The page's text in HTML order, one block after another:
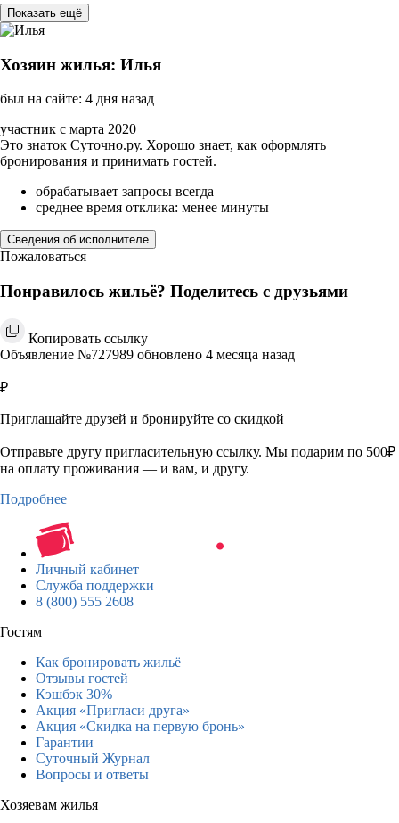
Показать ещё
Хозяин жилья: Илья
был на сайте: 4 дня назад
участник с марта 2020
Это знаток Суточно.ру. Хорошо знает, как оформлять
бронирования и принимать гостей.
обрабатывает запросы всегда
среднее время отклика: менее минуты
Сведения об исполнителе
Пожаловаться
Понравилось жильё? Поделитесь с друзьями
Копировать ссылку
Объявление №727989 обновлено 4 месяца назад
₽
Приглашайте друзей и бронируйте со скидкой
Отправьте другу пригласительную ссылку. Мы подарим по 500₽
на оплату проживания — и вам, и другу.
Подробнее
Личный кабинет
Служба поддержки
8 (800) 555 2608
Гостям
Как бронировать жильё
Отзывы гостей
Кэшбэк 30%
Акция «Пригласи друга»
Акция «Скидка на первую бронь»
Гарантии
Суточный Журнал
Вопросы и ответы
Хозяевам жилья